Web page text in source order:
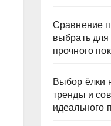
Сравнение
выбрать для
прочного
Выбор ёлки
тренды и
идеального